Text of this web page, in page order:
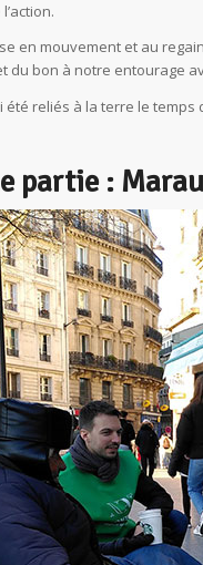
en mouvement et au
du bon à notre entourage
été reliés à la terre le temps
partie :